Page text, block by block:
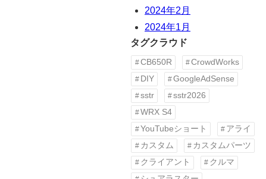
2024年2月
2024年1月
タグクラウド
CB650R
CrowdWorks
DIY
GoogleAdSense
sstr
sstr2026
WRX S4
YouTubeショート
アライ
カスタム
カスタムパーツ
クライアント
クルマ